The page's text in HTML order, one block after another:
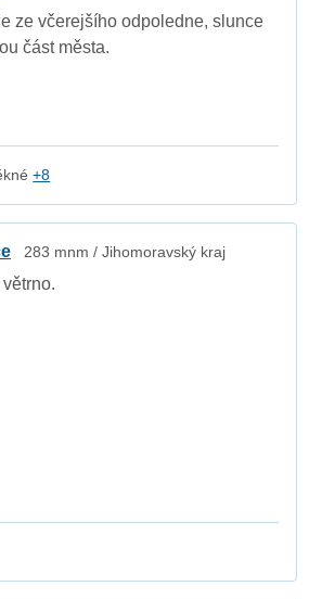
ze včerejšího odpoledne, slunce
část města.
+8
283 mnm / Jihomoravský kraj